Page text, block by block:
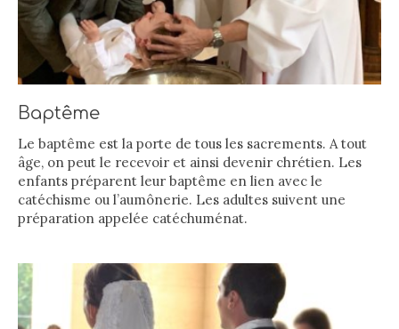
Baptême
Le baptême est la porte de tous les sacrements. A tout
âge, on peut le recevoir et ainsi devenir chrétien. Les
enfants préparent leur baptême en lien avec le
catéchisme ou l’aumônerie. Les adultes suivent une
préparation appelée catéchuménat.